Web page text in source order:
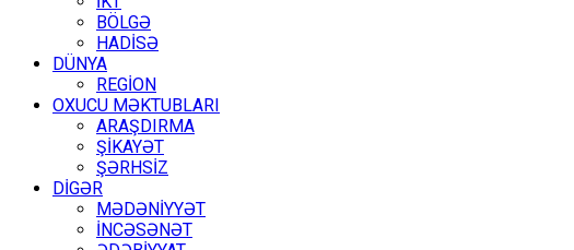
BÖLGƏ
HADİSƏ
DÜNYA
REGİON
OXUCU MƏKTUBLARI
ARAŞDIRMA
ŞİKAYƏT
ŞƏRHSİZ
DİGƏR
MƏDƏNİYYƏT
İNCƏSƏNƏT